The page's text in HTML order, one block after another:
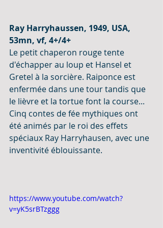
Ray Harryhaussen, 1949, USA,
53mn, vf, 4+/4+
Le petit chaperon rouge tente
d'échapper au loup et Hansel et
Gretel à la sorcière. Raiponce est
enfermée dans une tour tandis que
le lièvre et la tortue font la course...
Cinq contes de fée mythiques ont
été animés par le roi des effets
spéciaux Ray Harryhausen, avec une
inventivité éblouissante.
https://www.youtube.com/watch?
v=yK5srBTzggg